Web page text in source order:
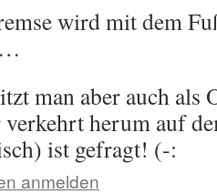
wird mit dem
man aber auch als
verkehrt herum auf
ist gefragt! (-:
anmelden